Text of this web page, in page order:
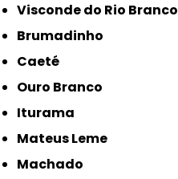
Visconde do Rio Branco
Brumadinho
Caeté
Ouro Branco
Iturama
Mateus Leme
Machado